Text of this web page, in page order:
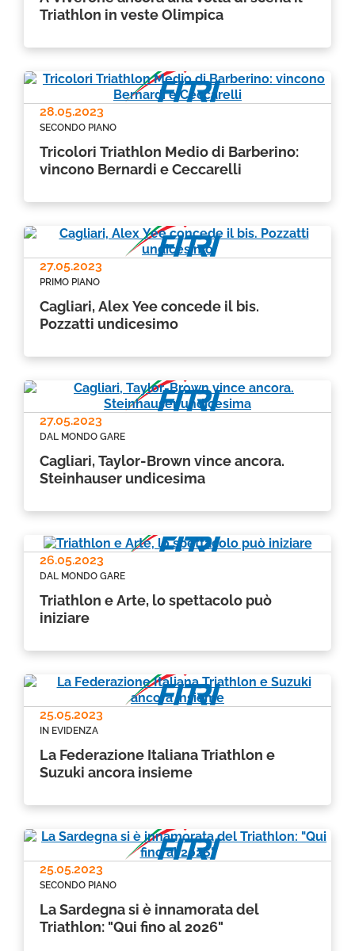
Triathlon in veste Olimpica
28.05.2023
SECONDO PIANO
Tricolori Triathlon Medio di Barberino:
vincono Bernardi e Ceccarelli
27.05.2023
PRIMO PIANO
Cagliari, Alex Yee concede il bis.
Pozzatti undicesimo
27.05.2023
DAL MONDO GARE
Cagliari, Taylor-Brown vince ancora.
Steinhauser undicesima
26.05.2023
DAL MONDO GARE
Triathlon e Arte, lo spettacolo può
iniziare
25.05.2023
IN EVIDENZA
La Federazione Italiana Triathlon e
Suzuki ancora insieme
25.05.2023
SECONDO PIANO
La Sardegna si è innamorata del
Triathlon: "Qui fino al 2026"